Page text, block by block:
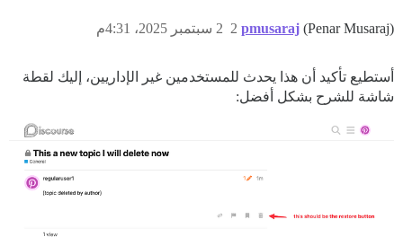
pmusaraj (Penar Musaraj) 2 سبتمبر 2025، 4:31م 2
أستطيع تأكيد أن هذا يحدث للمستخدمين غير الإداريين، إليك لقطة
شاشة للشرح بشكل أفضل: